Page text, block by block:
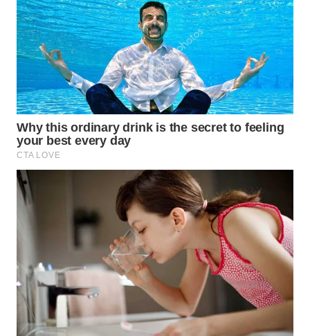
WAHANA
TRAVEL
WAHANA
TV
WAHANANEWS
ID
WAHANANEWS
WAHANANEWS
WAHANA
SPORT
WAHANA
UMKM